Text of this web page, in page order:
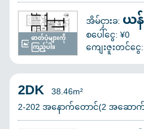
ဓာတ်ပုံများကို
ကြည့်ပါ။
အိမ်ငှားခ:ယန်
စပေါ်ငွေ: ¥0
ကျေးဇူးတင်ငွေ
2DK 38.46m²
2-202 အနောက်တောင်(2 အဆော